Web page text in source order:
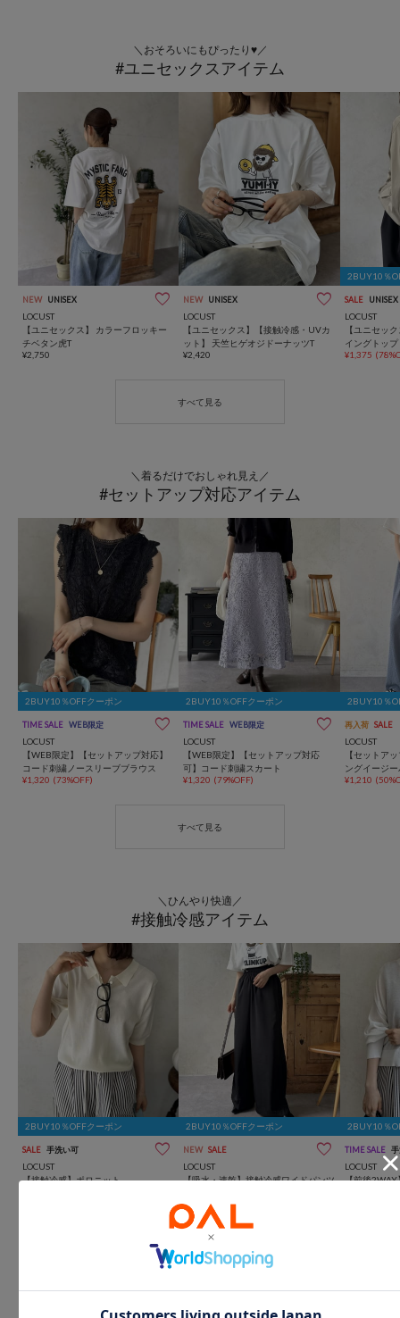
＼おそろいにもぴったり♥／
#ユニセックスアイテム
NEW UNISEX
LOCUST
【ユニセックス】 カラーフロッキー
チベタン虎T
¥2,750
NEW UNISEX
LOCUST
【ユニセックス】【接触冷感・UVカ
ット】 天竺ヒゲオジドーナッツT
¥2,420
2BUY10％
SALE UNISEX
LOCUST
【ユニセッ
イングトップ
¥1,375
＼着るだけでおしゃれ見え／
#セットアップ対応アイテム
2BUY10％OFFクーポン
TIME SALE WEB限定
LOCUST
【WEB限定】【セットアップ対応】
コード刺繍ノースリーブブラウス
¥1,320 (73%OFF)
2BUY10％OFFクーポン
TIME SALE WEB限定
LOCUST
【WEB限定】【セットアップ対応
可】コード刺繍スカート
¥1,320 (79%OFF)
2BUY10％
再入荷 SALE
LOCUST
【セットア
ングイージ
¥1,210
＼ひんやり快適／
#接触冷感アイテム
2BUY10％OFFクーポン
SALE 手洗い可
LOCUST
【接触冷感】ポロニット
2BUY10％OFFクーポン
NEW SALE
LOCUST
【吸水・速乾】接触冷感ワイドパンツ
¥2,200 (33%OFF)
2BUY10％
TIME SALE
LOCUST
【前後2WAY